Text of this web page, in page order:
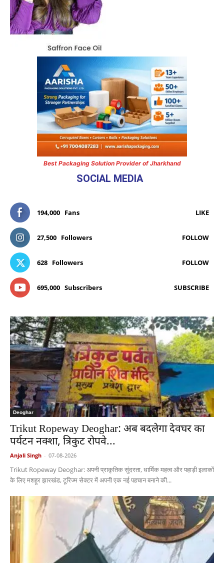
Best Packaging Solution Provider of Jharkhand
SOCIAL MEDIA
194,000 Fans LIKE
27,500 Followers FOLLOW
628 Followers FOLLOW
695,000 Subscribers SUBSCRIBE
Deoghar
Trikut Ropeway Deoghar: अब बदलेगा देवघर का
पर्यटन नक्शा, त्रिकुट रोपवे...
Anjali Singh - 07-08-2026
Trikut Ropeway Deoghar: अपनी प्राकृतिक सुंदरता, धार्मिक महत्व और पहाड़ी इलाकों
के लिए मशहूर झारखंड, टूरिज्म सेक्टर में अपनी एक नई पहचान बनाने की...